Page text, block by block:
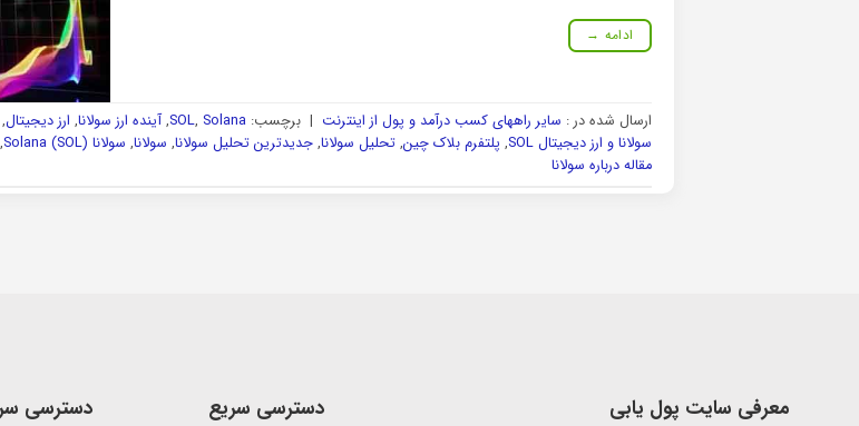
ادامه →
ارسال شده در : سایر راههای کسب درآمد و پول از اینترنت | برچسب: SOL, Solana
,آینده ارز سولانا, ارز دیجیتال,
سولانا و ارز دیجیتال SOL
, پلتفرم بلاک چین,تحلیل سولانا,جدیدترین تحلیل سولانا, سولانا, سولانا Solana (SOL) ,
مقاله درباره سولانا
معرفی سایت پول یابی دسترسی سریع دسترسی